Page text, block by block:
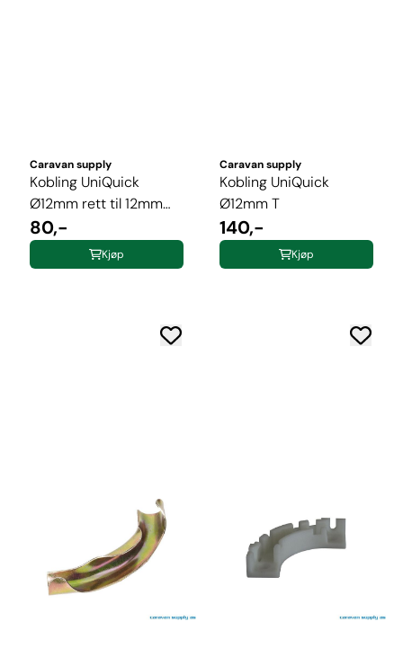
Caravan supply
Kobling UniQuick
Ø12mm rett til 12mm
slange
80,-
Kjøp
Caravan supply
Kobling UniQuick
Ø12mm T
140,-
Kjøp